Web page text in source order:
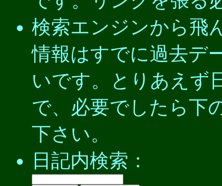
検索エンジンから飛
情報はすでに過去デ
いです。とりあえず
で、必要でしたら下
下さい。
日記内検索：